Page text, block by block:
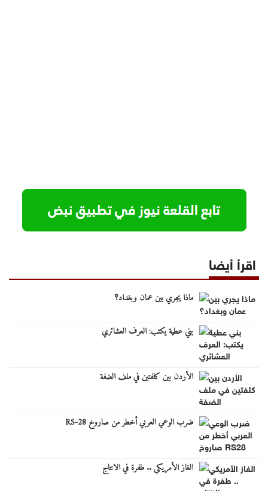
اقرأ أيضا
ماذا يجري بين عمان وبغداد؟
بني عطية يكتب: العرف العشائري
الأردن بين كلفتين في ملف الضفة
ضرب الوعي العربي أخطر من صاروخ RS-28
الغاز الأمريكي .. طفرة في الانتاج